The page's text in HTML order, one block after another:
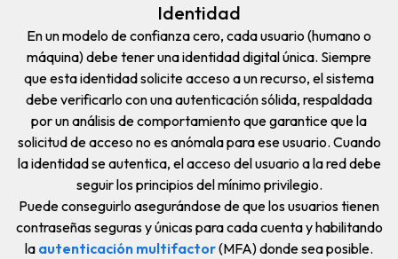
Identidad
En un modelo de confianza cero, cada usuario (humano o
máquina) debe tener una identidad digital única. Siempre
que esta identidad solicite acceso a un recurso, el sistema
debe verificarlo con una autenticación sólida, respaldada
por un análisis de comportamiento que garantice que la
solicitud de acceso no es anómala para ese usuario. Cuando
la identidad se autentica, el acceso del usuario a la red debe
seguir losprincipios del mínimo privilegio.
Puede conseguirlo asegurándose de que los usuarios tienen
contraseñas seguras y únicas para cada cuenta y habilitando
la autenticación multifactor(MFA) donde sea posible.